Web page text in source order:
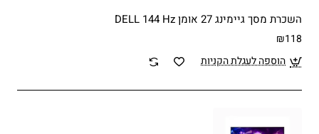
השכרת מסך גיימינג 27 אומן DELL 144 Hz
₪118
הוספה לעגלת הקניות